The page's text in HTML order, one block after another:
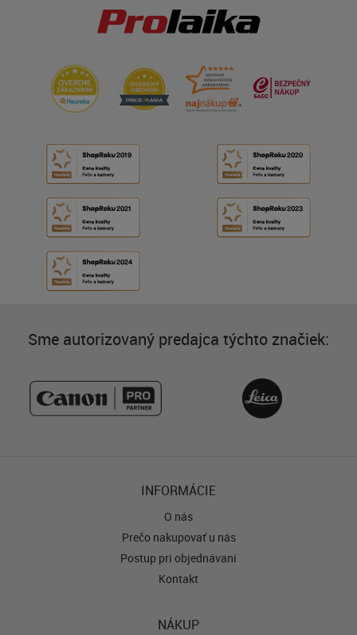
Sme autorizovaný predajca týchto značiek:
INFORMÁCIE
O nás
Prečo nakupovať u nás
Postup pri objednávaní
Kontakt
NÁKUP